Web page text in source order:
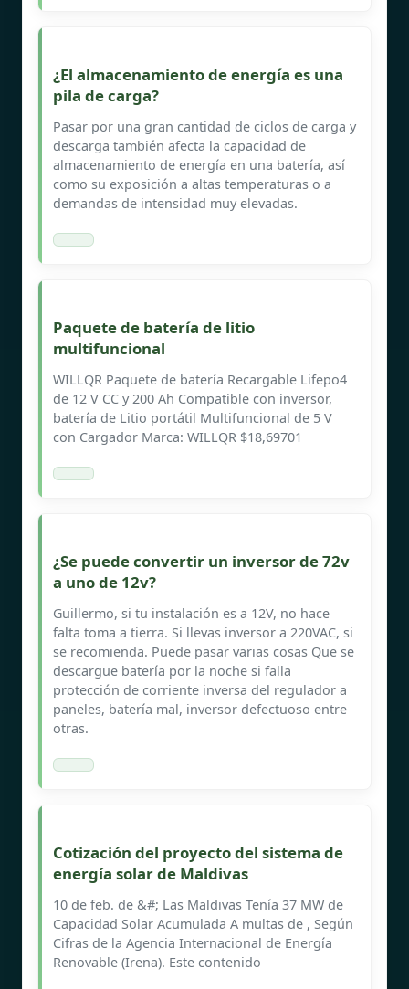
¿El almacenamiento de energía es una
pila de carga?
Pasar por una gran cantidad de ciclos de carga y
descarga también afecta la capacidad de
almacenamiento de energía en una batería, así
como su exposición a altas temperaturas o a
demandas de intensidad muy elevadas.
Paquete de batería de litio
multifuncional
WILLQR Paquete de batería Recargable Lifepo4
de 12 V CC y 200 Ah Compatible con inversor,
batería de Litio portátil Multifuncional de 5 V
con Cargador Marca: WILLQR $18,69701
¿Se puede convertir un inversor de 72v
a uno de 12v?
Guillermo, si tu instalación es a 12V, no hace
falta toma a tierra. Si llevas inversor a 220VAC, si
se recomienda. Puede pasar varias cosas Que se
descargue batería por la noche si falla
protección de corriente inversa del regulador a
paneles, batería mal, inversor defectuoso entre
otras.
Cotización del proyecto del sistema de
energía solar de Maldivas
10 de feb. de &#; Las Maldivas Tenía 37 MW de
Capacidad Solar Acumulada A multas de , Según
Cifras de la Agencia Internacional de Energía
Renovable (Irena). Este contenido